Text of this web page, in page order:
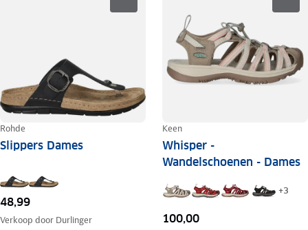
Rohde
Slippers Dames
48,99
Verkoop door Durlinger
Keen
Whisper -
Wandelschoenen - Dames
+3
100,00